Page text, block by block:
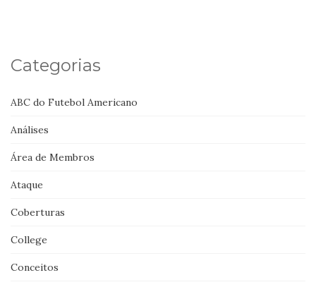
Categorias
ABC do Futebol Americano
Análises
Área de Membros
Ataque
Coberturas
College
Conceitos